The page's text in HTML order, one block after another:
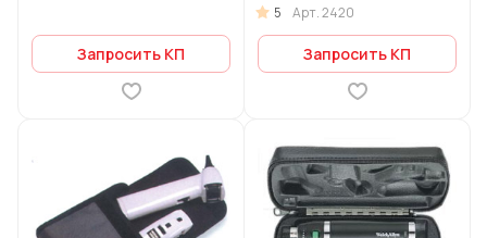
Запросить КП
5 Арт.2420
Запросить КП